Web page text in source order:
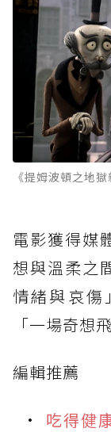
《提姆波頓之地
電影獲得媒
想與溫柔之
情緒與哀傷
「一場奇想
編輯推薦
吃得健